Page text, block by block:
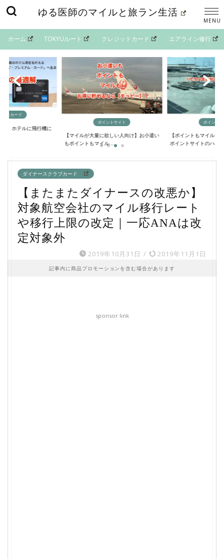
ゆる医師のマイルと旅ラン生活
ホーム TOKYUルート クレジットカード エアライン修行
ポイントサイト
【ポイントもマイルも大量に貯める方法】
ポイントサイトのハ...
マイルの
【最短4日間でANAマ
るニモカルート完...
ダイナースクラブカード
【またまたダイナースの改悪か】
対象航空会社のマイル移行レート
や移行上限の改定｜一応ANAは改
定対象外
2019年10月31日 / 2019年11月1日
記事内に商品プロモーションを含む場合があります
sponsor link